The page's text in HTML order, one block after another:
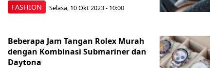
FASHION Selasa, 10 Okt 2023 - 10:00
Beberapa Jam Tangan Rolex Murah
dengan Kombinasi Submariner dan
Daytona